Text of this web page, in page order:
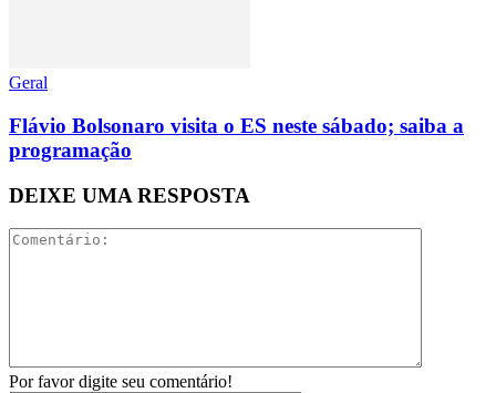
Geral
Flávio Bolsonaro visita o ES neste sábado; saiba a
programação
DEIXE UMA RESPOSTA
Por favor digite seu comentário!